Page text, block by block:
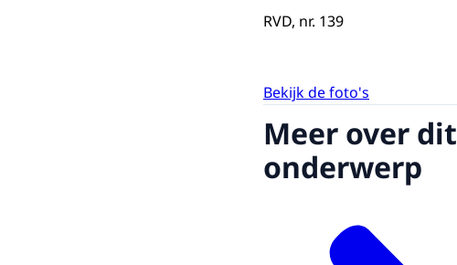
RVD, nr. 139
Bekijk de foto's
Meer over dit
onderwerp